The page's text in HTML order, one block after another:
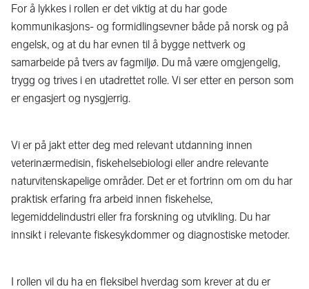
For å lykkes i rollen er det viktig at du har gode
kommunikasjons- og formidlingsevner både på norsk og på
engelsk, og at du har evnen til å bygge nettverk og
samarbeide på tvers av fagmiljø. Du må være omgjengelig,
trygg og trives i en utadrettet rolle. Vi ser etter en person som
er engasjert og nysgjerrig.
Vi er på jakt etter deg med relevant utdanning innen
veterinærmedisin, fiskehelsebiologi eller andre relevante
naturvitenskapelige områder. Det er et fortrinn om om du har
praktisk erfaring fra arbeid innen fiskehelse,
legemiddelindustri eller fra forskning og utvikling. Du har
innsikt i relevante fiskesykdommer og diagnostiske metoder.
I rollen vil du ha en fleksibel hverdag som krever at du er